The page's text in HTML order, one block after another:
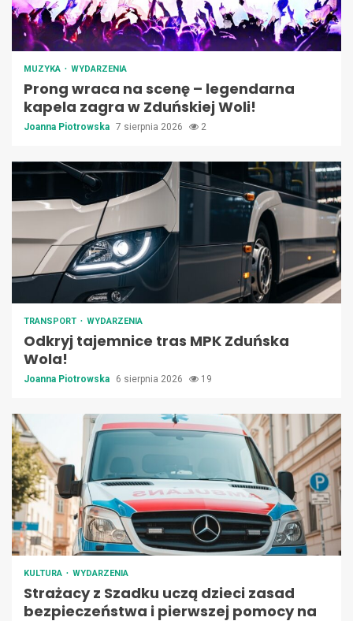
MUZYKA WYDARZENIA
Prong wraca na scenę – legendarna
kapela zagra w Zduńskiej Woli!
Joanna Piotrowska 7 sierpnia 2026 2
TRANSPORT WYDARZENIA
Odkryj tajemnice tras MPK Zduńska
Wola!
Joanna Piotrowska 6 sierpnia 2026 19
KULTURA WYDARZENIA
Strażacy z Szadku uczą dzieci zasad
bezpieczeństwa i pierwszej pomocy na